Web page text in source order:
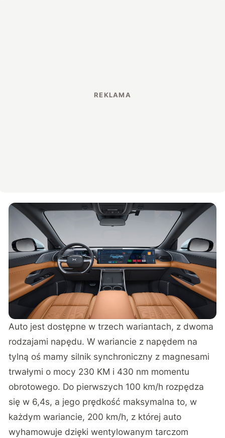
Auto jest dostępne w trzech wariantach, z dwoma
rodzajami napędu. W wariancie z napędem na
tylną oś mamy silnik synchroniczny z magnesami
trwałymi o mocy 230 KM i 430 nm momentu
obrotowego. Do pierwszych 100 km/h rozpędza
się w 6,4s, a jego prędkość maksymalna to, w
każdym wariancie, 200 km/h, z której auto
wyhamowuje dzięki wentylowanym tarczom